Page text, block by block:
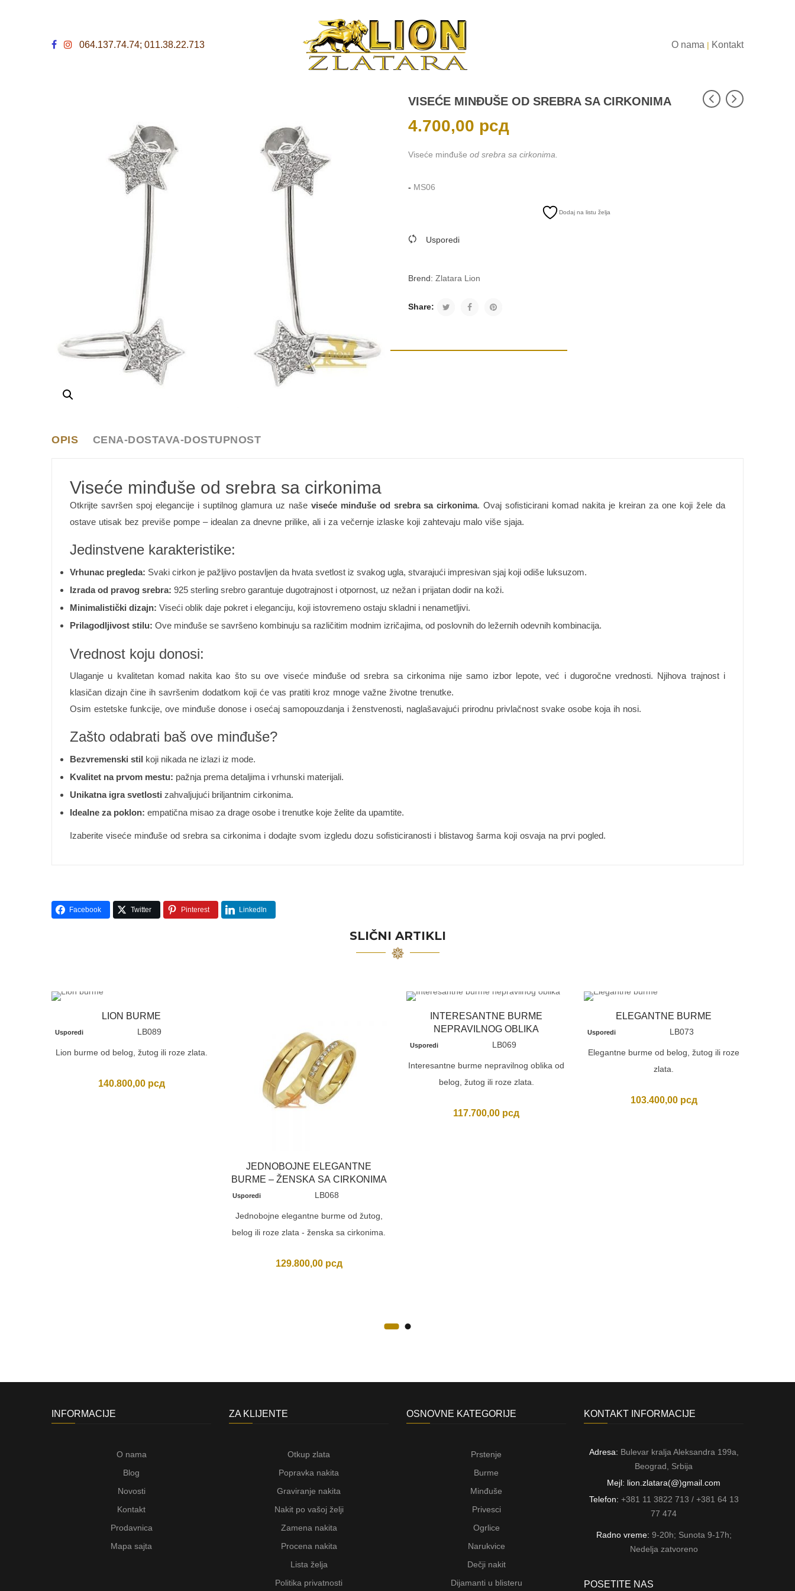
064.137.74.74; 011.38.22.713 O nama | Kontakt
VISEĆE MINĐUŠE OD SREBRA SA CIRKONIMA
4.700,00 рсд
Viseće minđušeod srebra sa cirkonima.
- MS06
Dodaj na listu želja
Usporedi
Brend:Zlatara Lion
Share:
OPIS CENA-DOSTAVA-DOSTUPNOST
Viseće minđuše od srebra sa cirkonima
Otkrijte savršen spoj elegancije i suptilnog glamura uz naše viseće minđuše od srebra sa cirkonima. Ovaj sofisticirani komad nakita je kreiran za one koji žele da
ostave utisak bez previše pompe – idealan za dnevne prilike, ali i za večernje izlaske koji zahtevaju malo više sjaja.
Jedinstvene karakteristike:
Vrhunac pregleda: Svaki cirkon je pažljivo postavljen da hvata svetlost iz svakog ugla, stvarajući impresivan sjaj koji odiše luksuzom.
Izrada od pravog srebra: 925 sterling srebro garantuje dugotrajnost i otpornost, uz nežan i prijatan dodir na koži.
Minimalistički dizajn: Viseći oblik daje pokret i eleganciju, koji istovremeno ostaju skladni i nenametljivi.
Prilagodljivost stilu: Ove minđuše se savršeno kombinuju sa različitim modnim izričajima, od poslovnih do ležernih odevnih kombinacija.
Vrednost koju donosi:
Ulaganje u kvalitetan komad nakita kao što su ove viseće minđuše od srebra sa cirkonima nije samo izbor lepote, već i dugoročne vrednosti. Njihova trajnost i
klasičan dizajn čine ih savršenim dodatkom koji će vas pratiti kroz mnoge važne životne trenutke.
Osim estetske funkcije, ove minđuše donose i osećaj samopouzdanja i ženstvenosti, naglašavajući prirodnu privlačnost svake osobe koja ih nosi.
Zašto odabrati baš ove minđuše?
Bezvremenski stil koji nikada ne izlazi iz mode.
Kvalitet na prvom mestu: pažnja prema detaljima i vrhunski materijali.
Unikatna igra svetlosti zahvaljujući briljantnim cirkonima.
Idealne za poklon: empatična misao za drage osobe i trenutke koje želite da upamtite.
Izaberite viseće minđuše od srebra sa cirkonima i dodajte svom izgledu dozu sofisticiranosti i blistavog šarma koji osvaja na prvi pogled.
Facebook Twitter Pinterest LinkedIn
SLIČNI ARTIKLI
LION BURME
Usporedi LB089
Lion burme od belog, žutog ili roze zlata.
140.800,00 рсд
JEDNOBOJNE ELEGANTNE
BURME – ŽENSKA SA CIRKONIMA
Usporedi LB068
Jednobojne elegantne burme od žutog,
belog ili roze zlata - ženska sa cirkonima.
129.800,00 рсд
INTERESANTNE BURME
NEPRAVILNOG OBLIKA
Usporedi LB069
Interesantne burme nepravilnog oblika od
belog, žutog ili roze zlata.
117.700,00 рсд
ELEGANTNE BURME
Usporedi LB073
Elegantne burme od belog, žutog ili roze
zlata.
103.400,00 рсд
INFORMACIJE
O nama
Blog
Novosti
Kontakt
Prodavnica
Mapa sajta
ZA KLIJENTE
Otkup zlata
Popravka nakita
Graviranje nakita
Nakit po vašoj želji
Zamena nakita
Procena nakita
Lista želja
Politika privatnosti
OSNOVNE KATEGORIJE
Prstenje
Burme
Minđuše
Privesci
Ogrlice
Narukvice
Dečji nakit
Dijamanti u blisteru
KONTAKT INFORMACIJE
Adresa: Bulevar kralja Aleksandra 199a,
Beograd, Srbija
Mejl: lion.zlatara(@)gmail.com
Telefon: +381 11 3822 713 / +381 64 13
77 474
Radno vreme: 9-20h; Sunota 9-17h;
Nedelja zatvoreno
POSETITE NAS